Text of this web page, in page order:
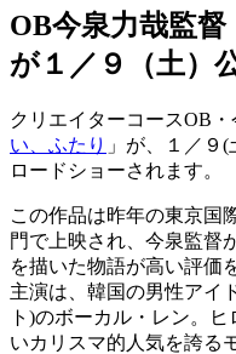
OB今泉力哉監督
が１／９（土）
クリエイターコースOB
い、ふたり 」が、１／９
ロードショーされます。
この作品は昨年の東京国
門で上映され、今泉監督
を描いた物語が高い評価
主演は、韓国の男性アイ
ト)のボーカル・レン。
いカリスマ的人気を誇る